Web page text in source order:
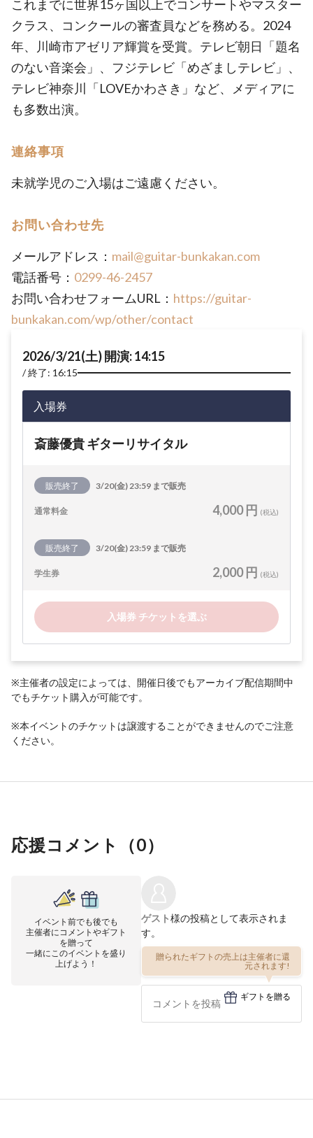
これまでに世界15ヶ国以上でコンサートやマスター
クラス、コンクールの審査員などを務める。2024
年、川崎市アゼリア輝賞を受賞。テレビ朝日「題名
のない音楽会」、フジテレビ「めざましテレビ」、
テレビ神奈川「LOVEかわさき」など、メディアに
も多数出演。
連絡事項
未就学児のご入場はご遠慮ください。
お問い合わせ先
メールアドレス： mail@guitar-bunkakan.com
電話番号： 0299-46-2457
お問い合わせフォームURL： https://guitar-
bunkakan.com/wp/other/contact
2026/3/21(土) 開演: 14:15
終了: 16:15
入場券
斎藤優貴 ギターリサイタル
販売終了 3/20(金) 23:59 まで販売
通常料金 4,000 円 (税込)
販売終了 3/20(金) 23:59 まで販売
学生券 2,000 円 (税込)
入場券 チケットを選ぶ
※主催者の設定によっては、開催日後でもアーカイブ配信期間中
でもチケット購入が可能です。
※本イベントのチケットは譲渡することができませんのでご注意
ください。
応援コメント（0）
イベント前でも後でも
主催者にコメントやギフト
を贈って
一緒にこのイベントを盛り
上げよう！
ゲスト様の投稿として表示されま
す。
贈られたギフトの売上は主催者に還
元されます!
ギフトを贈る